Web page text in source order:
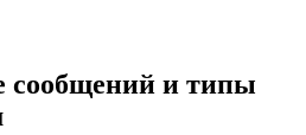
сообщений и типы